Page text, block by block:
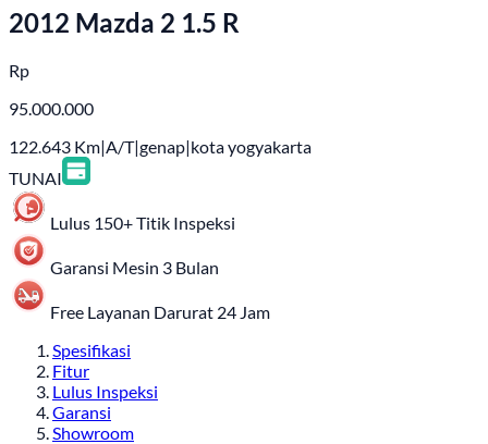
2012 Mazda 2 1.5 R
Rp
95.000.000
122.643 Km|A/T|genap|kota yogyakarta
TUNAI
Lulus 150+ Titik Inspeksi
Garansi Mesin 3 Bulan
Free Layanan Darurat 24 Jam
Spesifikasi
Fitur
Lulus Inspeksi
Garansi
Showroom